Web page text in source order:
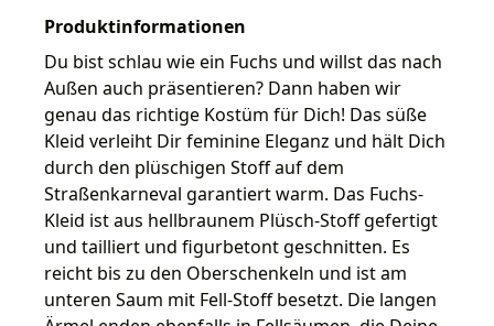
Produktinformationen
Du bist schlau wie ein Fuchs und willst das nach
Außen auch präsentieren? Dann haben wir
genau das richtige Kostüm für Dich! Das süße
Kleid verleiht Dir feminine Eleganz und hält Dich
durch den plüschigen Stoff auf dem
Straßenkarneval garantiert warm. Das Fuchs-
Kleid ist aus hellbraunem Plüsch-Stoff gefertigt
und tailliert und figurbetont geschnitten. Es
reicht bis zu den Oberschenkeln und ist am
unteren Saum mit Fell-Stoff besetzt. Die langen